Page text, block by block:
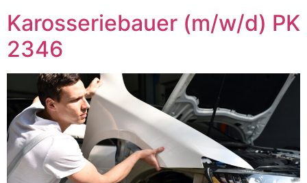
Karosseriebauer (m/w/d) PK
2346